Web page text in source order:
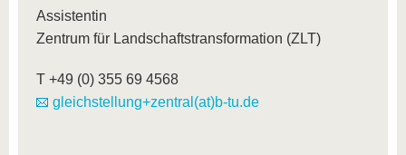
Assistentin
Zentrum für Landschaftstransformation (ZLT)
T +49 (0) 355 69 4568
gleichstellung+zentral(at)b-tu.de